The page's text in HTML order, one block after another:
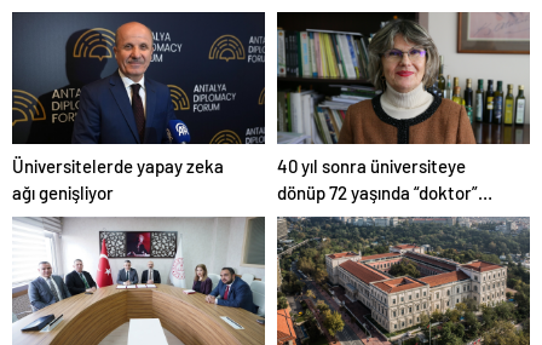
Üniversitelerde yapay zeka
ağı genişliyor
40 yıl sonra üniversiteye
dönüp 72 yaşında “doktor”
ünvanı aldı